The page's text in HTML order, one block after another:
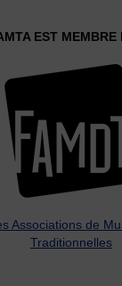
EST MEMBRE
Associations de
Traditionnelles